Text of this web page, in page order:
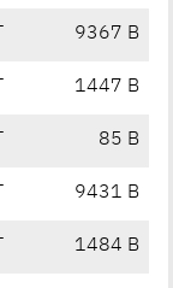
9367 B
1447 B
85 B
9431 B
1484 B